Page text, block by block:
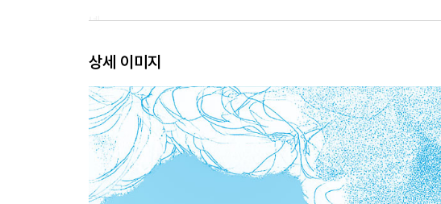
넷
다섯
2부 카오스 한가운데에서의 예측가능성
여섯
나비와 갈매기(카오스의 다른 이름)
상세 이미지